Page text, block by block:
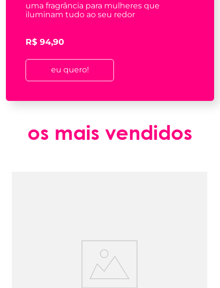
uma fragrância para mulheres que
iluminam tudo ao seu redor
R$ 94,90
eu quero!
os mais vendidos